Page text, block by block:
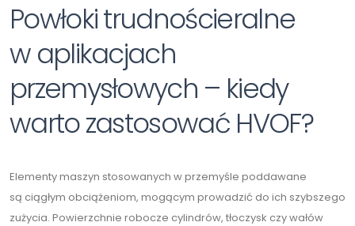
Powłoki trudnościeralne
w aplikacjach
przemysłowych – kiedy
warto zastosować HVOF?
Elementy maszyn stosowanych w przemyśle poddawane
są ciągłym obciążeniom, mogącym prowadzić do ich szybszego
zużycia. Powierzchnie robocze cylindrów, tłoczysk czy wałów